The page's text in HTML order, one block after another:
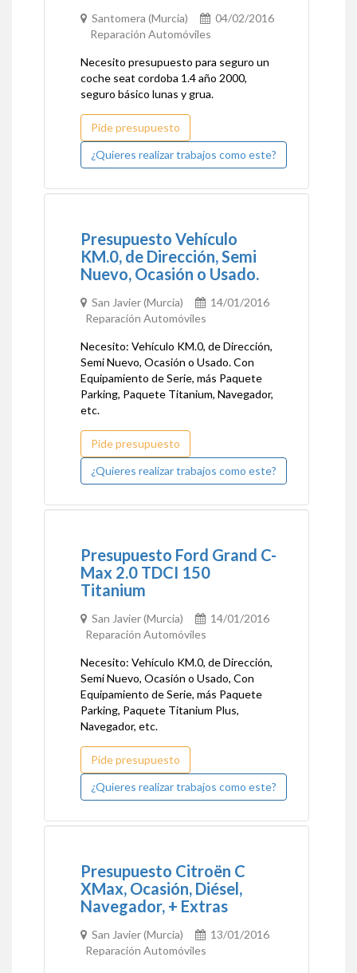
Santomera (Murcia)
04/02/2016
Reparación Automóviles
Necesito presupuesto para seguro un
coche seat cordoba 1.4 año 2000,
seguro básico lunas y grua.
Pide presupuesto
¿Quieres realizar trabajos como este?
Presupuesto Vehículo
KM.0, de Dirección, Semi
Nuevo, Ocasión o Usado.
San Javier (Murcia)
14/01/2016
Reparación Automóviles
Necesito: Vehículo KM.0, de Dirección,
Semi Nuevo, Ocasión o Usado. Con
Equipamiento de Serie, más Paquete
Parking, Paquete Titanium, Navegador,
etc.
Pide presupuesto
¿Quieres realizar trabajos como este?
Presupuesto Ford Grand C-
Max 2.0 TDCI 150
Titanium
San Javier (Murcia)
14/01/2016
Reparación Automóviles
Necesito: Vehículo KM.0, de Dirección,
Semi Nuevo, Ocasión o Usado, Con
Equipamiento de Serie, más Paquete
Parking, Paquete Titanium Plus,
Navegador, etc.
Pide presupuesto
¿Quieres realizar trabajos como este?
Presupuesto Citroën C
XMax, Ocasión, Diésel,
Navegador, + Extras
San Javier (Murcia)
13/01/2016
Reparación Automóviles